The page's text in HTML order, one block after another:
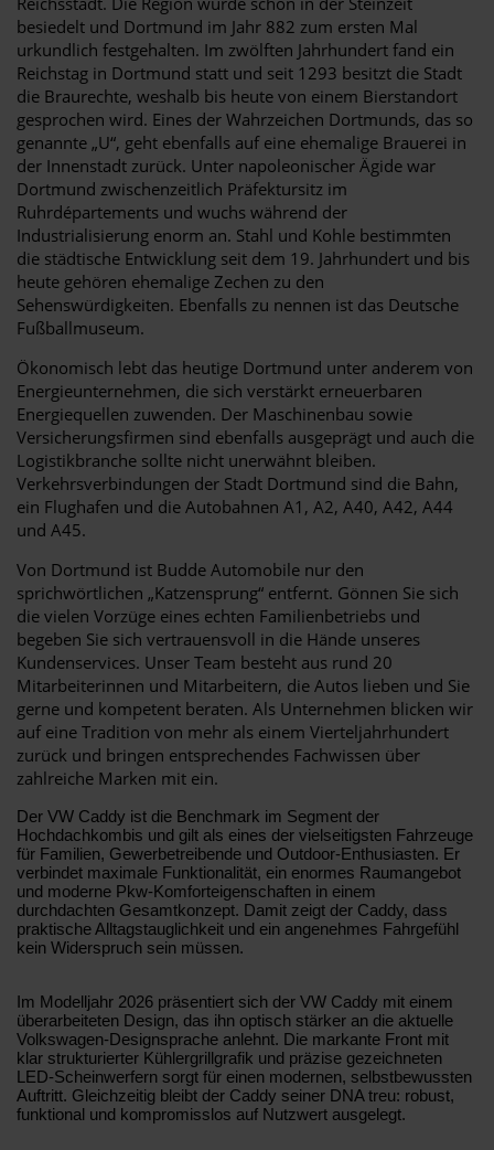
besiedelt und Dortmund im Jahr 882 zum ersten Mal
urkundlich festgehalten. Im zwölften Jahrhundert fand ein
Reichstag in Dortmund statt und seit 1293 besitzt die Stadt
die Braurechte, weshalb bis heute von einem Bierstandort
gesprochen wird. Eines der Wahrzeichen Dortmunds, das so
genannte „U“, geht ebenfalls auf eine ehemalige Brauerei in
der Innenstadt zurück. Unter napoleonischer Ägide war
Dortmund zwischenzeitlich Präfektursitz im
Ruhrdépartements und wuchs während der
Industrialisierung enorm an. Stahl und Kohle bestimmten
die städtische Entwicklung seit dem 19. Jahrhundert und bis
heute gehören ehemalige Zechen zu den
Sehenswürdigkeiten. Ebenfalls zu nennen ist das Deutsche
Fußballmuseum.
Ökonomisch lebt das heutige Dortmund unter anderem von
Energieunternehmen, die sich verstärkt erneuerbaren
Energiequellen zuwenden. Der Maschinenbau sowie
Versicherungsfirmen sind ebenfalls ausgeprägt und auch die
Logistikbranche sollte nicht unerwähnt bleiben.
Verkehrsverbindungen der Stadt Dortmund sind die Bahn,
ein Flughafen und die Autobahnen A1, A2, A40, A42, A44
und A45.
Von Dortmund ist Budde Automobile nur den
sprichwörtlichen „Katzensprung“ entfernt. Gönnen Sie sich
die vielen Vorzüge eines echten Familienbetriebs und
begeben Sie sich vertrauensvoll in die Hände unseres
Kundenservices. Unser Team besteht aus rund 20
Mitarbeiterinnen und Mitarbeitern, die Autos lieben und Sie
gerne und kompetent beraten. Als Unternehmen blicken wir
auf eine Tradition von mehr als einem Vierteljahrhundert
zurück und bringen entsprechendes Fachwissen über
zahlreiche Marken mit ein.
Der VW Caddy ist die Benchmark im Segment der
Hochdachkombis und gilt als eines der vielseitigsten Fahrzeuge
für Familien, Gewerbetreibende und Outdoor-Enthusiasten. Er
verbindet maximale Funktionalität, ein enormes Raumangebot
und moderne Pkw-Komforteigenschaften in einem
durchdachten Gesamtkonzept. Damit zeigt der Caddy, dass
praktische Alltagstauglichkeit und ein angenehmes Fahrgefühl
kein Widerspruch sein müssen.
Im Modelljahr 2026 präsentiert sich der VW Caddy mit einem
überarbeiteten Design, das ihn optisch stärker an die aktuelle
Volkswagen-Designsprache anlehnt. Die markante Front mit
klar strukturierter Kühlergrillgrafik und präzise gezeichneten
LED-Scheinwerfern sorgt für einen modernen, selbstbewussten
Auftritt. Gleichzeitig bleibt der Caddy seiner DNA treu: robust,
funktional und kompromisslos auf Nutzwert ausgelegt.